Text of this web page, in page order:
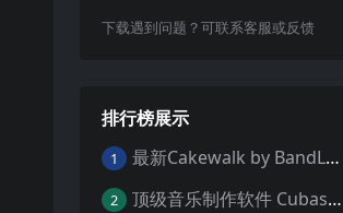
下载遇到问题？可联系客服或反馈
排行榜展示
1 最新Cakewalk by BandLab v31.02.0.049（原SONAR白金版）中文版/安装方法（Win）
2 顶级音乐制作软件 Cubase Pro 13 v13.0.55 WIN MAC 破解版下载含全套80G音色库 附安装教程